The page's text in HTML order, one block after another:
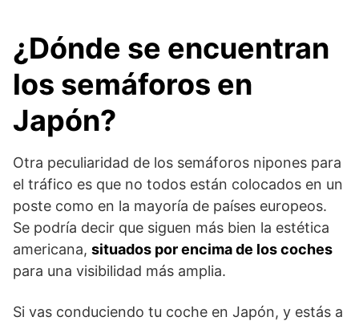
¿Dónde se encuentran
los semáforos en
Japón?
Otra peculiaridad de los semáforos nipones para
el tráfico es que no todos están colocados en un
poste como en la mayoría de países europeos.
Se podría decir que siguen más bien la estética
americana, situados por encima de los coches
para una visibilidad más amplia.
Si vas conduciendo tu coche en Japón, y estás a